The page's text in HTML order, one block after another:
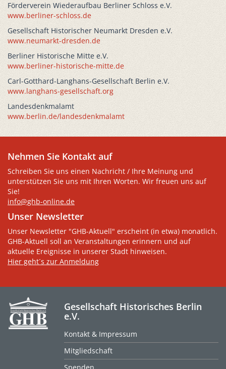
Förderverein Wiederaufbau Berliner Schloss e.V.
www.berliner-schloss.de
Gesellschaft Historischer Neumarkt Dresden e.V.
www.neumarkt-dresden.de
Berliner Historische Mitte e.V.
www.berliner-historische-mitte.de
Carl-Gotthard-Langhans-Gesellschaft Berlin e.V.
www.langhans-gesellschaft.org
Landesdenkmalamt
www.berlin.de/landesdenkmalamt
Nehmen Sie Kontakt auf
Schreiben Sie uns einen Nachricht / Ihre Meinung und
unterstützen Sie uns mit Ihren Worten. Wir freuen uns auf
Sie!
info@ghb-online.de
Unser Newsletter
Unser Newsletter "GHB-Aktuell" erscheint (in etwa) monatlich.
GHB-Aktuell soll an Veranstaltungen erinnern und auf
aktuelle Ereignisse in unserer Stadt hinweisen.
Hier geht´s zur Anmeldung
Gesellschaft Historisches Berlin
e.V.
Kontakt & Impressum
Mitgliedschaft